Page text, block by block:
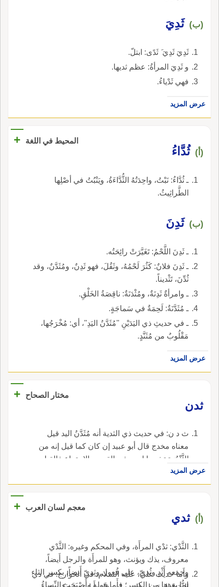
(ب) ثَدِيَ
ثَدِيَ ثَدِيَ َ ثَدًى: ابتلّ.
و ثَدِيَ المرأةُ: عظم ثديها.
فهي ثَدْياءُ.
عرض المزيد
المحيط في اللغة +
(أ) ثُدَّاءُ
ـ ثُدَّاءُ: نَبْتُ، واحِدَتُهُ الثُّدَّاءَةُ، ويَنْبُتُ في أصْلِها
الطَّراثِيثُ.
(ب) ثَدِنَ
ـ ثَدِنَ اللَّحْمُ: تَغَيَّرَتْ رائِحَتُه.
ـ ثَدِنَ فلانٌ: كَثُرَ لَحْمُهُ، وثَقُلَ، فهو ثَدِنٌ، ومُثَدَّنٌ، وقد
ثُدِّنَ، تَثْديناً.
ـ وامرأةٌ ثَدِنَةٌ، ومُثْدَنَةٌ: ناقِصَةُ الخَلْقِ.
ـ مُثَدَّنَةٌ: لَحِمَةٌ في سَماجَةٍ.
ـ في حديثِ ذي اليَدَيْنِ ''مُثَدَّنُ اليَدِ''، أي: مُخْرَجُها،
مَقْلُوبٌ من مُثَنَّدٍ.
عرض المزيد
مختار الصحاح
+
ثدن
ث د ن: في حديث ذي الثدية أنه مُثَدَّنُ اليد قيل
معناه مخدج قال أبو عبيد إن كان كما قيل إنه من
الثَّنْدُوَة تشبيها له به في القصر والاجتماع فالقياس
أن يقال إنه مُثَنَّدٌ إلا أن يكون مقلوبا.عرض المزيد
معجم لسان العرب +
(أ) ثدي
الثَّدْي: ثدْي المرأَة، وفي المحكم وغيره: الثَّدْي
معروف، يذك ويؤنث، وهو للمرأَة والرجل أَيضاً،
وجمعه أَثْدٍ وثُدِيّ، على فُعول وثِدِيّ أَيضاً، بكسر الثاء
لما بعدها من الكسر؛ فأَما قوله وأَصْبَحَت النِّساءُ
وأَما حديث عليّ، عليه السلام، في الخوارج: في ذي